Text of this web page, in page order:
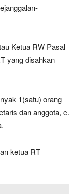
Ketua RW Pasal
yang disahkan
1(satu) orang
dan anggota, c.
ketua RT